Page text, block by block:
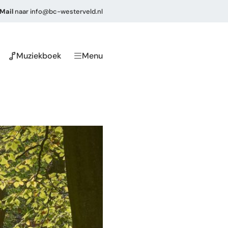
Mail naarinfo@bc-westerveld.nl
Muziekboek Menu